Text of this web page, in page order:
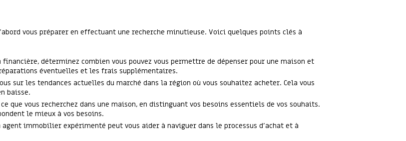
vous préparer en effectuant une recherche minutieuse. Voici quelques points clés à
déterminez combien vous pouvez vous permettre de dépenser pour une maison et
éventuelles et les frais supplémentaires.
sur les tendances actuelles du marché dans la région où vous souhaitez acheter. Cela vous
baisse.
que vous recherchez dans une maison, en distinguant vos besoins essentiels de vos souhaits.
le mieux à vos besoins.
agent immobilier expérimenté peut vous aider à naviguer dans le processus d'achat et à